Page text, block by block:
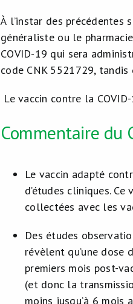
À l’instar des précédentes
généraliste ou le
COVID-19 qui sera
code CNK 5521729,
Le vaccin contre la
Commentaire du
Le vaccin adapté
d’études cliniques.
collectées avec les
Des études
révèlent qu’une
premiers mois post-
(et donc la
moins jusqu’à 6 mois